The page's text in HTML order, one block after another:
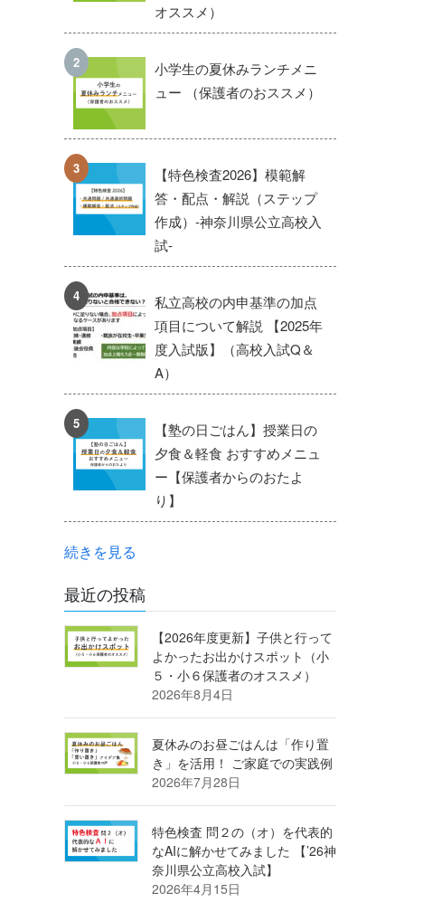
オススメ）
小学生の夏休みランチメニ
ュー （保護者のおススメ）
【特色検査2026】模範解
答・配点・解説（ステップ
作成）-神奈川県公立高校入
試-
私立高校の内申基準の加点
項目について解説 【2025年
度入試版】（高校入試Q＆
A）
【塾の日ごはん】授業日の
夕食＆軽食 おすすめメニュ
ー【保護者からのおたよ
り】
続きを見る
最近の投稿
【2026年度更新】子供と行って
よかったお出かけスポット（小
５・小６保護者のオススメ）
2026年8月4日
夏休みのお昼ごはんは「作り置
き」を活用！ ご家庭での実践例
2026年7月28日
特色検査 問２の（オ）を代表的
なAIに解かせてみました 【’26神
奈川県公立高校入試】
2026年4月15日